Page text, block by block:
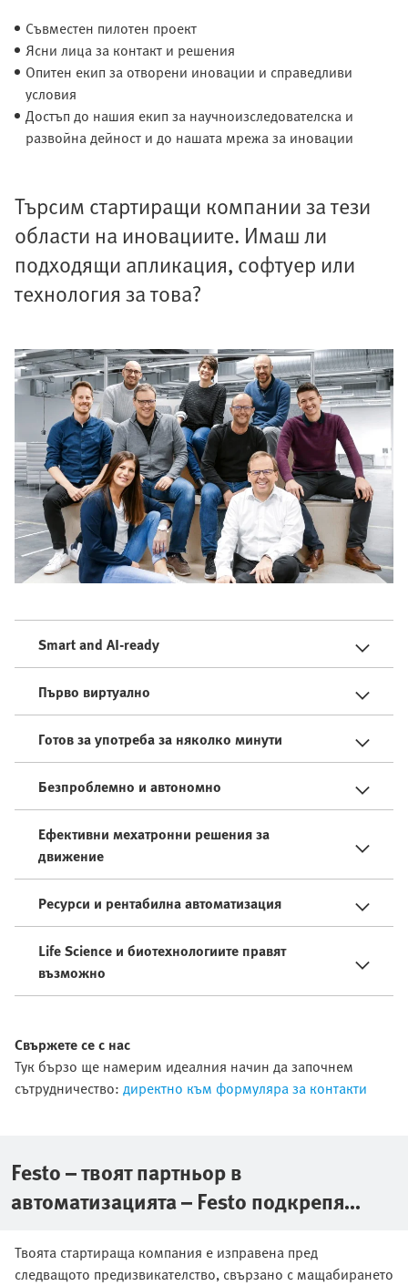
Съвместен пилотен проект
Ясни лица за контакт и решения
Опитен екип за отворени иновации и справедливи
условия
Достъп до нашия екип за научноизследователска и
развойна дейност и до нашата мрежа за иновации
Търсим стартиращи компании за тези
области на иновациите. Имаш ли
подходящи апликация, софтуер или
технология за това?
Smart and AI-ready
Първо виртуално
Готов за употреба за няколко минути
Безпроблемно и автономно
Ефективни мехатронни решения за
движение
Ресурси и рентабилна автоматизация
Life Science и биотехнологиите правят
възможно
Свържете се с нас
Тук бързо ще намерим идеалния начин да започнем
сътрудничество: директно към формуляра за контакти
Festo – твоят партньор в
автоматизацията – Festo подкрепя
Твоята стартираща компания е изправена пред
следващото предизвикателство, свързано с мащабирането